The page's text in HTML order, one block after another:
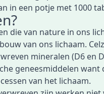
in een potje met 1000
die van nature in ons
van ons lichaam.
mineralen (D6 en
geneesmiddelen
van het lichaam.